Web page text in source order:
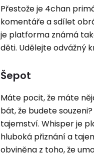
Přestože je 4chan
komentáře a sdílet
je platforma známá
děti. Udělejte odvážný
Šepot
Máte pocit, že máte
bát, že budete
tajemství. Whisper je
hluboká přiznání a
obviněna z toho, že